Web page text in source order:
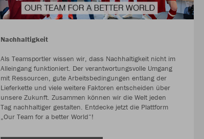
Nachhaltigkeit
Als Teamsportler wissen wir, dass Nachhaltigkeit nicht im
Alleingang funktioniert. Der verantwortungsvolle Umgang
mit Ressourcen, gute Arbeitsbedingungen entlang der
Lieferkette und viele weitere Faktoren entscheiden über
unsere Zukunft. Zusammen können wir die Welt jeden
Tag nachhaltiger gestalten. Entdecke jetzt die Plattform
„Our Team for a better World“!